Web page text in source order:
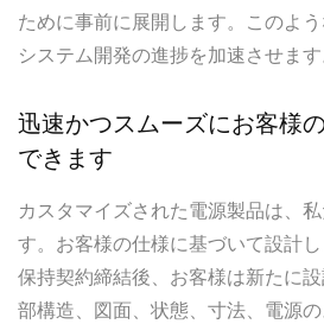
ために事前に展開します。このよ
システム開発の進捗を加速させます
迅速かつスムーズにお客様
できます
カスタマイズされた電源製品は、
す。お客様の仕様に基づいて設計
保持契約締結後、お客様は新たに
部構造、図面、状態、寸法、電源